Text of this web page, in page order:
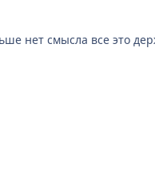
нет смысла все это